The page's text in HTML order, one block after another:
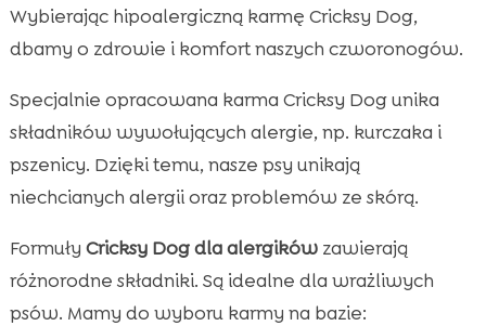
Wybierając hipoalergiczną karmę Cricksy Dog,
dbamy o zdrowie i komfort naszych czworonogów.
Specjalnie opracowana karma Cricksy Dog unika
składników wywołujących alergie, np. kurczaka i
pszenicy. Dzięki temu, nasze psy unikają
niechcianych alergii oraz problemów ze skórą.
Formuły Cricksy Dog dla alergikówzawierają
różnorodne składniki. Są idealne dla wrażliwych
psów. Mamy do wyboru karmy na bazie: